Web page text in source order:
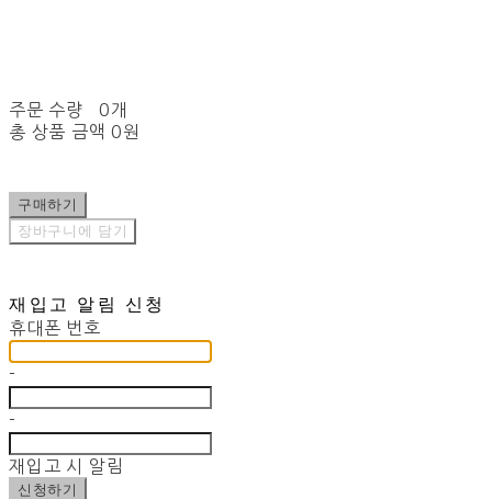
주문 수량
0개
총 상품 금액 0원
구매하기
장바구니에 담기
재입고 알림 신청
휴대폰 번호
-
-
재입고 시 알림
신청하기